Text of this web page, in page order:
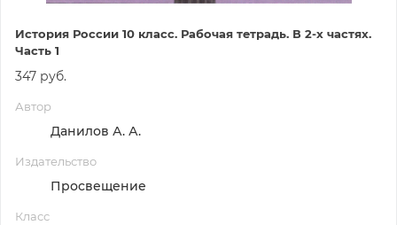
История России 10 класс. Рабочая тетрадь. В 2-х частях.
Часть 1
347 руб.
Автор
Данилов А. А.
Издательство
Просвещение
Класс